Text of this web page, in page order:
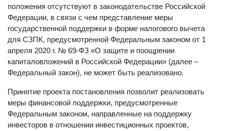
положения отсутствуют в законодательстве Российской
Федерации, в связи с чем представление меры
государственной поддержки в форме налогового вычета
для СЗПК, предусмотренной Федеральным законом от 1
апреля 2020 г. № 69-ФЗ «О защите и поощрении
капиталовложений в Российской Федерации» (далее –
Федеральный закон), не может быть реализовано.
Принятие проекта постановления позволит реализовать
меры финансовой поддержки, предусмотренные
Федеральным законом, направленные на поддержку
инвесторов в отношении инвестиционных проектов,